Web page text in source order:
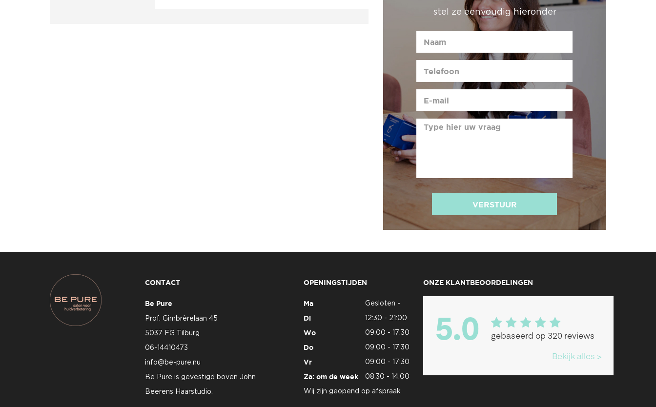
stel ze eenvoudig hieronder
VERSTUUR
CONTACT
Be Pure
Prof. Gimbrèrelaan 45
5037 EG Tilburg
06-14410473
info@be-pure.nu
Be Pure is gevestigd boven John
Beerens Haarstudio.
OPENINGSTIJDEN
Ma Gesloten -
Di 12:30 - 21:00
Wo 09:00 - 17:30
Do 09:00 - 17:30
Vr 09:00 - 17:30
Za: om de week 08:30 - 14:00
Wij zijn geopend op afspraak
ONZE KLANTBEOORDELINGEN